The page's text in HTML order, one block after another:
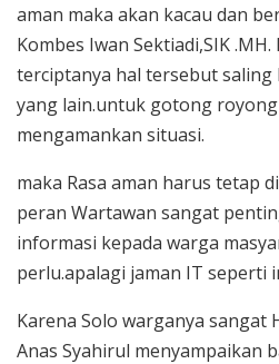
aman maka akan kacau dan
Kombes Iwan Sektiadi,SIK
terciptanya hal tersebut
yang lain.untuk gotong
mengamankan situasi.
maka Rasa aman harus tetap
peran Wartawan sangat
informasi kepada warga
perlu.apalagi jaman IT seperti
Karena Solo warganya sangat
Anas Syahirul menyampaikan